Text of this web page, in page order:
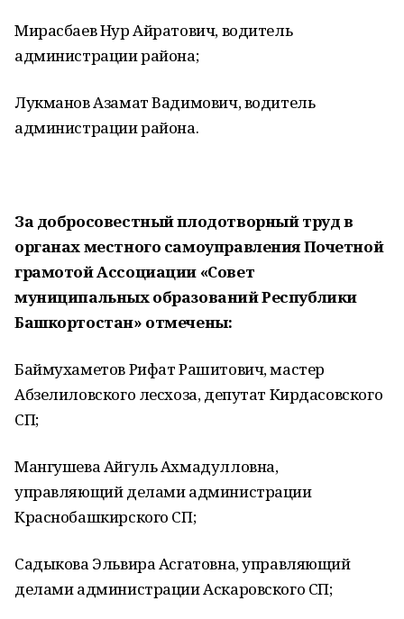
Мирасбаев Нур Айратович, водитель
администрации района;
Лукманов Азамат Вадимович, водитель
администрации района.
За добросовестный плодотворный труд в
органах местного самоуправления Почетной
грамотой Ассоциации «Совет
муниципальных образований Республики
Башкортостан» отмечены:
Баймухаметов Рифат Рашитович, мастер
Абзелиловского лесхоза, депутат Кирдасовского
СП;
Мангушева Айгуль Ахмадулловна,
управляющий делами администрации
Краснобашкирского СП;
Садыкова Эльвира Асгатовна, управляющий
делами администрации Аскаровского СП;